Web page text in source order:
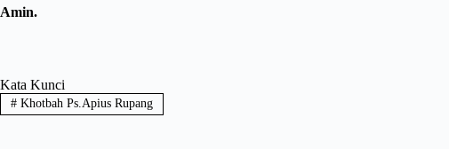
Amin.
Kata Kunci
#Khotbah Ps.Apius Rupang